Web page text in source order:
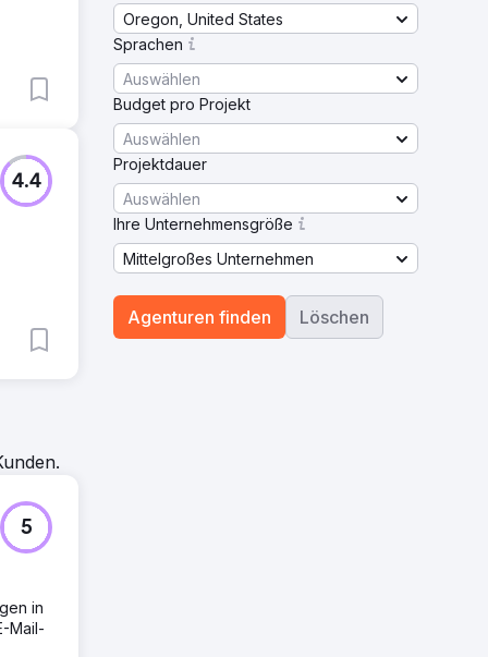
4.4
5
in
Mail-
Oregon, United States
Sprachen
Auswählen
Budget pro Projekt
Auswählen
Projektdauer
Auswählen
Ihre Unternehmensgröße
Mittelgroßes Unternehmen
Agenturen finden Löschen